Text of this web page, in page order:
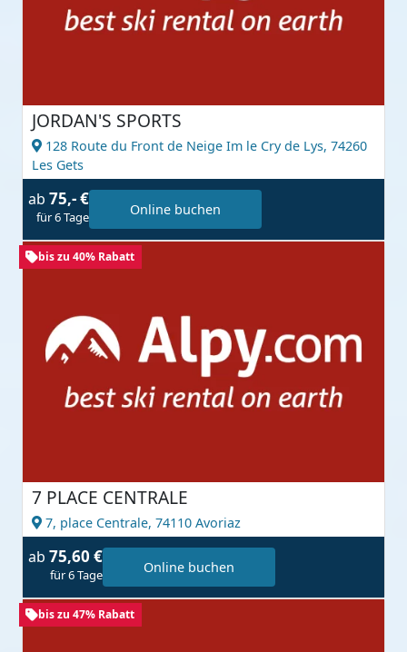
JORDAN'S SPORTS
128 Route du Front de Neige Im le Cry de Lys, 74260
Les Gets
ab 75,- €
für 6 Tage Online buchen
bis zu 40% Rabatt
7 PLACE CENTRALE
7, place Centrale, 74110 Avoriaz
ab 75,60 €
für 6 Tage Online buchen
bis zu 47% Rabatt